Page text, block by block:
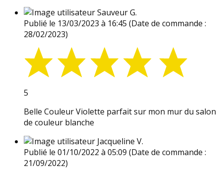
Sauveur G.
Publié le 13/03/2023 à 16:45 (Date de commande :
28/02/2023)
5
Belle Couleur Violette parfait sur mon mur du salon
de couleur blanche
Jacqueline V.
Publié le 01/10/2022 à 05:09 (Date de commande :
21/09/2022)